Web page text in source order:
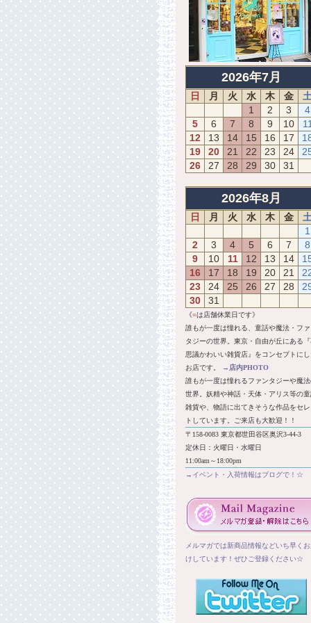
2026年7月
日 月 火 水 木 金
土
1
2 3
4
5
6 7 8 9 10
11
12
13 14 15 16 17
19
20 21 22 23 24
26
27 28 29 30 31
2026年8月
日 月 火 水 木 金
土
1
2
3 4 5 6 7
8
9
10 11 12 13 14
16
17 18 19 20 21
23
24 25 26 27 28
30
31
《■は店舗休業日です》
誰もが一度は憧れる、童話や魔法・ファ
タジーの世界。東京・自由が丘にある『
思議かわいい雑貨店』をコンセプトにし
お店です。
→ 店内PHOTO
誰もが一度は憧れるファンタジーや魔
世界。妖精や神話・天体・アリス等の
雑貨や、物語に出てきそうな作品をセレ
トしています。ご来店も大歓迎！！
〒158-0083 東京都世田谷区奥沢3-44-3
定休日：火曜日・水曜日
11:00am～18:00pm
→イベント・入荷情報はブログで！☆
メルマガでは新商品情報などいち早くお
けしています！ぜひご登録ください☆